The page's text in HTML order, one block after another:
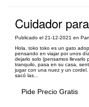
Cuidador
Publicado el 21-12-2021 en
Hola, toko toko es un gato
pensando en viajar por unos
dejarlo solo (pensamos llevarlo
tranquilo, pasa en su casa,
jugar con una nuez y un
sacó las...
Pide Precio Gratis